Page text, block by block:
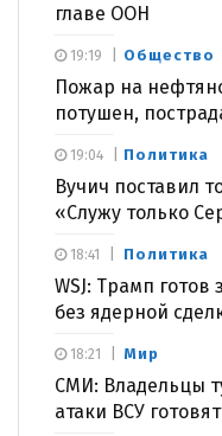
главе ООН
Общество
Пожар на
потушен,
19:19
Политика
Вучич поставил
«Служу только
19:04
Политика
WSJ: Трамп
без ядерной
18:41
Мир
СМИ: Владельцы
атаки ВСУ
18:21